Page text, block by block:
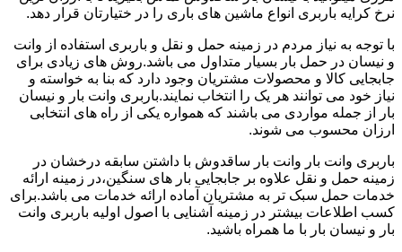
نرخ کرایه باربری انواع ماشین های باری را در ختیارتان قرار دهد.
با توجه به نیاز مردم در زمینه حمل و نقل و باربری استفاده از وانت
و نیسان در حمل بار بسیار متداول می باشد.روش های زیادی برای
جابجایی کالا و محصولات مشتریان وجود دارد که بنا به خواسته و
نیاز خود می توانند هر یک را انتخاب نمایند.باربری وانت بار و نیسان
بار از جمله مواردی می باشند که همواره یکی از راه های انتخابی
ارزان محسوب می شوند.
باربری وانت بار وانت بار ساقدوش با داشتن سابقه درخشان در
زمینه حمل و نقل علاوه بر جابجایی بار های سنگین،در زمینه ارائه
خدمات حمل سبک تر به مشتریان آماده ارائه خدمات می باشد.برای
کسب اطلاعات بیشتر در زمینه آشنایی با اصول اولیه باربری وانت
بار و نیسان بار با ما همراه باشید.